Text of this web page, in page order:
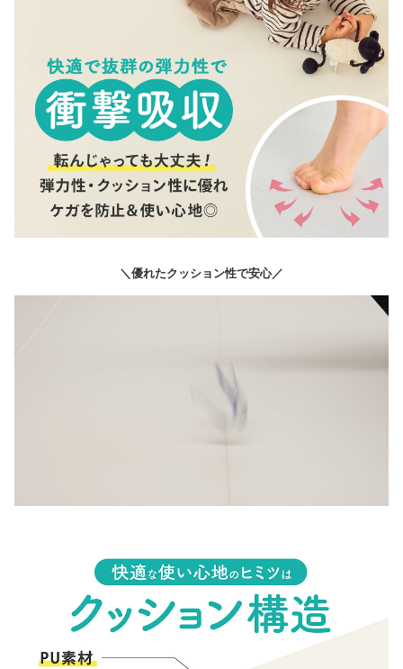
＼優れたクッション性で安心／